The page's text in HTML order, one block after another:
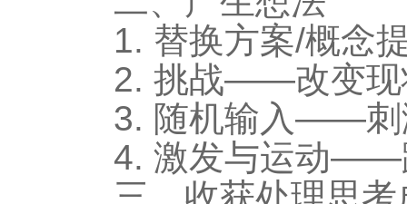
1. 替换方案/概念
2. 挑战——改变现
3. 随机输入——刺
4. 激发与运动——